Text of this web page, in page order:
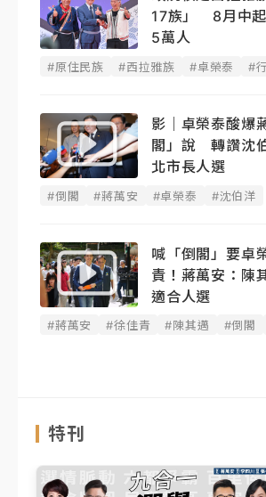
17族」 8月中
5萬人
#原住民族 #西拉雅族 #卓榮泰 #
影｜卓榮泰酸爆
閣」說 轉讚沈
北市長人選
#倒閣 #蔣萬安 #卓榮泰 #沈伯洋
喊「倒閣」要卓
責！蔣萬安：陳
適合人選
#蔣萬安 #徐佳青 #陳其邁 #倒閣
特刊